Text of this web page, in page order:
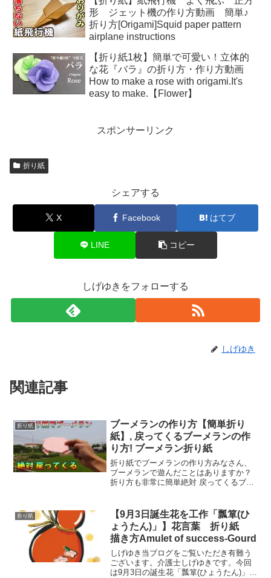
形 ジェット機の作り方動画 簡単♪
折り方[Origami]Squid paper pattern
airplane instructions
【折り紙1枚】簡単で可愛い！立体的
な花『バラ』の折り方・作り方動画
How to make a rose with origami.It's
easy to make.【Flower】
スポンサーリンク
折り紙
シェアする
X Facebook はてブ
LINE コピー
しげゆきをフォローする
しげゆき
関連記事
折り紙
ブーメランの作り方【簡単折り
紙】, 戻ってくるブーメランの作
り方! ブーメラン折り紙
折り紙でブーメランの作り方みなさん、
ブーメランで遊んだことはありますか？
折り方も非常に簡単絶対 戻ってくるブー
折り紙
【9月3日誕生花を工作「瓢箪(ひ
ょうたん)」】花言葉 折り紙
描き方Amulet of success-Gourd
しげゆき当ブログをご覧いただき有難う
ございます。介護士しげゆきです。今回
は9月3日の誕生花「瓢箪(ひょうたん)」の